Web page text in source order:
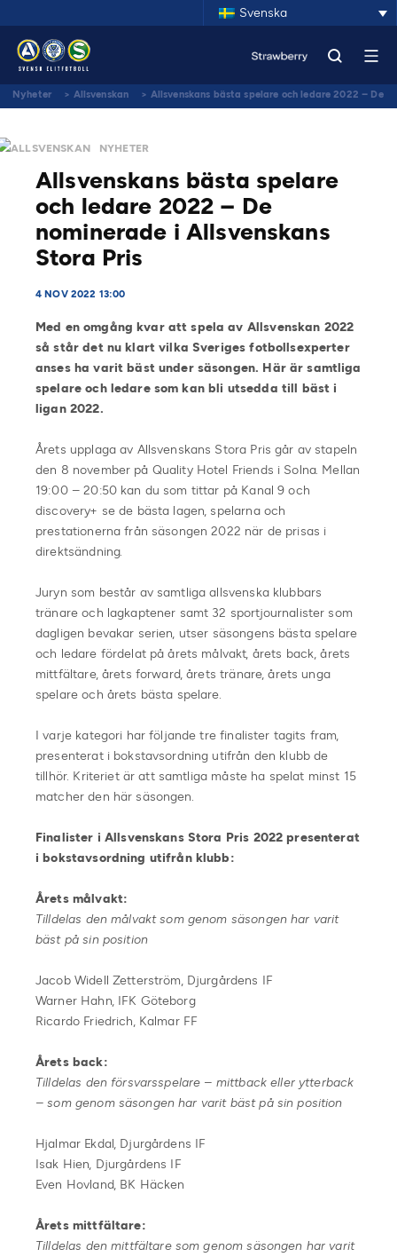
Svenska
Nyheter > Allsvenskan > Allsvenskans bästa spelare och ledare 2022 – De
ALLSVENSKAN NYHETER
Allsvenskans bästa spelare
och ledare 2022 – De
nominerade i Allsvenskans
Stora Pris
4 NOV 2022 13:00
Med en omgång kvar att spela av Allsvenskan 2022
så står det nu klart vilka Sveriges fotbollsexperter
anses ha varit bäst under säsongen. Här är samtliga
spelare och ledare som kan bli utsedda till bäst i
ligan 2022.
Årets upplaga av Allsvenskans Stora Pris går av stapeln
den 8 november på Quality Hotel Friends i Solna. Mellan
19:00 – 20:50 kan du som tittar på Kanal 9 och
discovery+ se de bästa lagen, spelarna och
prestationerna från säsongen 2022 när de prisas i
direktsändning.
Juryn som består av samtliga allsvenska klubbars
tränare och lagkaptener samt 32 sportjournalister som
dagligen bevakar serien, utser säsongens bästa spelare
och ledare fördelat på årets målvakt, årets back, årets
mittfältare, årets forward, årets tränare, årets unga
spelare och årets bästa spelare.
I varje kategori har följande tre finalister tagits fram,
presenterat i bokstavsordning utifrån den klubb de
tillhör. Kriteriet är att samtliga måste ha spelat minst 15
matcher den här säsongen.
Finalister i Allsvenskans Stora Pris 2022 presenterat
i bokstavsordning utifrån klubb:
Årets målvakt:
Tilldelas den målvakt som genom säsongen har varit
bäst på sin position
Jacob Widell Zetterström, Djurgårdens IF
Warner Hahn, IFK Göteborg
Ricardo Friedrich, Kalmar FF
Årets back:
Tilldelas den försvarsspelare – mittback eller ytterback
– som genom säsongen har varit bäst på sin position
Hjalmar Ekdal, Djurgårdens IF
Isak Hien, Djurgårdens IF
Even Hovland, BK Häcken
Årets mittfältare:
Tilldelas den mittfältare som genom säsongen har varit